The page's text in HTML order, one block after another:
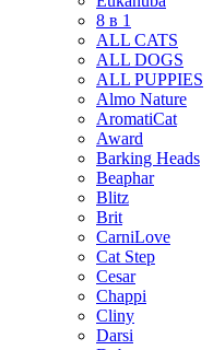
8 в 1
ALL CATS
ALL DOGS
ALL PUPPIES
Almo Nature
AromatiCat
Award
Barking Heads
Beaphar
Blitz
Brit
CarniLove
Cat Step
Cesar
Chappi
Cliny
Darsi